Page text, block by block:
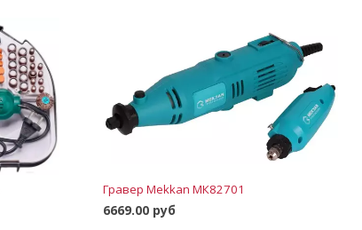
Гравер Mekkan МК82701
6669.00 руб